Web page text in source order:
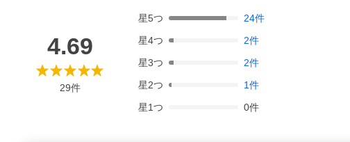
4.69
29件
星5つ 24件
星4つ 2件
星3つ 2件
星2つ 1件
星1つ 0件